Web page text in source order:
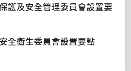
護及安全管理委員會設置要
全衛生委員會設置要點